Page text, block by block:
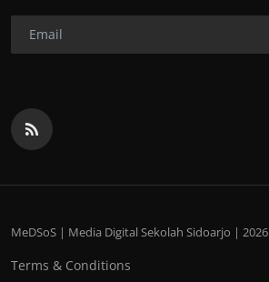
MeDSoS | Media Digital Sekolah Sidoarjo | 2026
Terms & Conditions